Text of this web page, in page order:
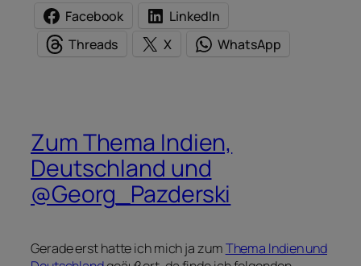
Facebook
LinkedIn
Threads
X WhatsApp
Zum Thema Indien,
Deutschland und
@Georg_Pazderski
Gerade erst hatte ich mich ja zumThema Indien und